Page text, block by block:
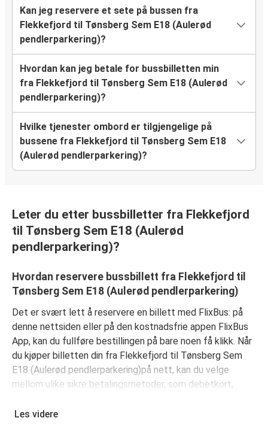
Kan jeg reservere et sete på bussen fra
Flekkefjord til Tønsberg Sem E18 (Aulerød
pendlerparkering)?
Hvordan kan jeg betale for bussbilletten min
fra Flekkefjord til Tønsberg Sem E18 (Aulerød
pendlerparkering)?
Hvilke tjenester ombord er tilgjengelige på
bussene fra Flekkefjord til Tønsberg Sem E18
(Aulerød pendlerparkering)?
Leter du etter bussbilletter fra Flekkefjord
til Tønsberg Sem E18 (Aulerød
pendlerparkering)?
Hvordan reservere bussbillett fra Flekkefjord til
Tønsberg Sem E18 (Aulerød pendlerparkering)
Det er svært lett å reservere en billett med FlixBus: på
denne nettsiden eller på den kostnadsfrie appen FlixBus
App, kan du fullføre bestillingen på bare noen få klikk. Når
du kjøper billetten din fra Flekkefjord til Tønsberg Sem
E18 (Aulerød pendlerparkering)på nett, kan du velge
mellom ulike sikre betalingsmetoder, som debetkort,
Club/JCB/Discover) Carte Bleue, PayPal, Google Pay og
Les videre